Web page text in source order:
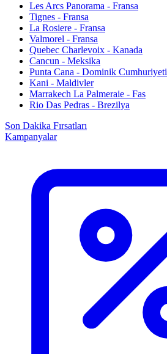
Les Arcs Panorama - Fransa
Tignes - Fransa
La Rosiere - Fransa
Valmorel - Fransa
Quebec Charlevoix - Kanada
Cancun - Meksika
Punta Cana - Dominik Cumhuriyeti
Kani - Maldivler
Marrakech La Palmeraie - Fas
Rio Das Pedras - Brezilya
Son Dakika Fırsatları
Kampanyalar